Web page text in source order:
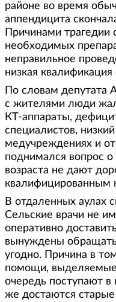
районе во время
аппендицита
Причинами трагедии
необходимых
неправильное
низкая
По словам депутата
с жителями люди
КТ-аппараты,
специалистов,
медучреждениях и
поднимался вопрос о
возраста не дают
квалифицированным
В отдаленных аулах
Сельские врачи не
оперативно
вынуждены
угодно. Причина в
помощи, выделяемые
очередь поступают
же достаются